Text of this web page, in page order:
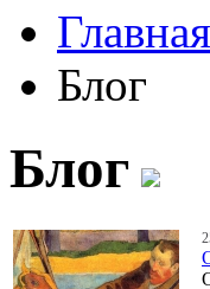
Главная
Блог
Блог